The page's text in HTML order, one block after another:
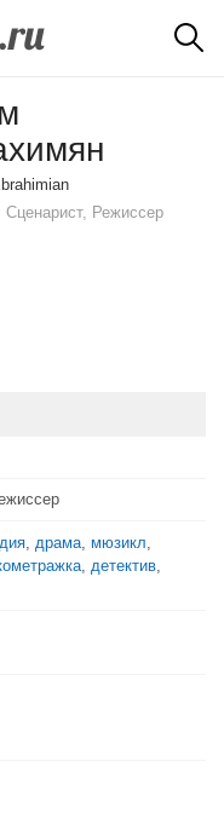
Сценарист, Режиссер
драма мюзикл
детектив